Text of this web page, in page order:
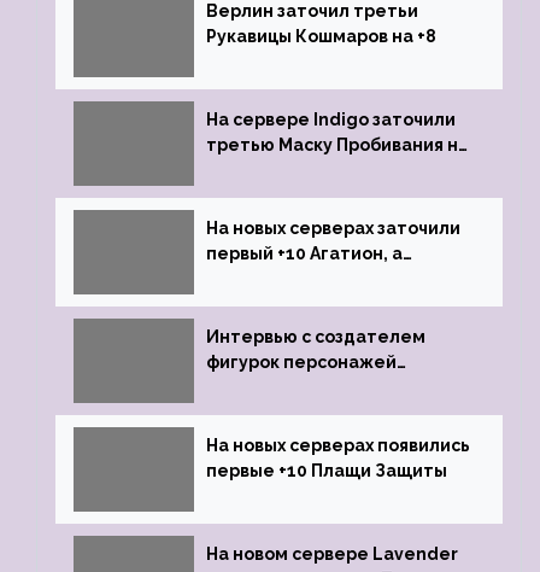
Верлин заточил третьи
Рукавицы Кошмаров на +8
На сервере Indigo заточили
третью Маску Пробивания на
На новых серверах заточили
первый +10 Агатион, а
Интервью с создателем
фигурок персонажей
На новых серверах появились
первые +10 Плащи Защиты
На новом сервере Lavender